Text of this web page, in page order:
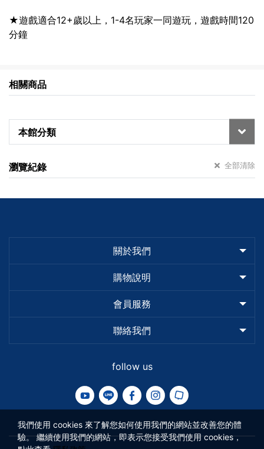
本館分類
瀏覽紀錄 全部清除
★遊戲適合12+歲以上，1-4名玩家一同遊玩，遊戲時間120
分鐘
相關商品
關於我們
購物說明
會員服務
聯絡我們
follow us
我們使用 cookies 來了解您如何使用我們的網站並改善您的體
驗。 繼續使用我們的網站，即表示您接受我們使用 cookies，